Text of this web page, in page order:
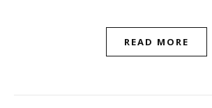
READ MORE